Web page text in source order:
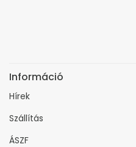
Információ
Hírek
Szállítás
ÁSZF